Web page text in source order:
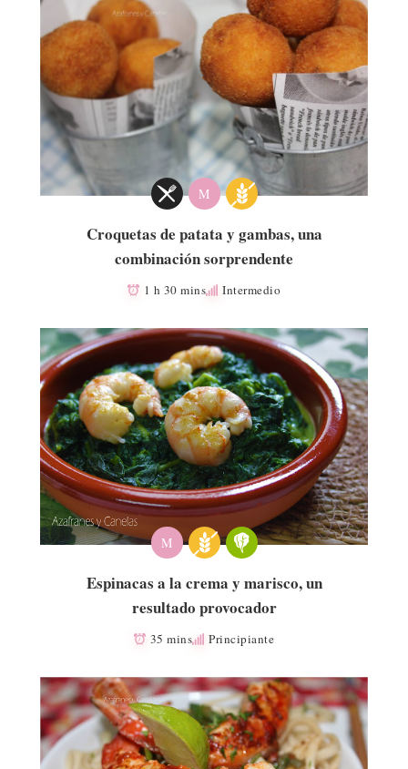
M
Croquetas de patata y gambas, una
combinación sorprendente
1 h 30 mins Intermedio
M
Espinacas a la crema y marisco, un
resultado provocador
35 mins Principiante